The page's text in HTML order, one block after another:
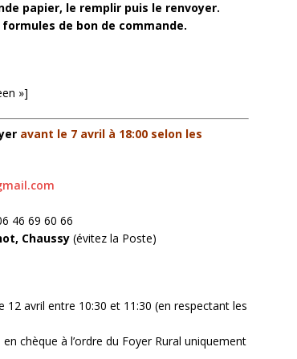
papier, le remplir puis le renvoyer.
de bon de commande.
»]
avant le 7 avril à 18:00 selon les
46 69 60 66
Chaussy (évitez la Poste)
12 avril entre 10:30 et 11:30 (en respectant les
chèque à l’ordre du Foyer Rural uniquement